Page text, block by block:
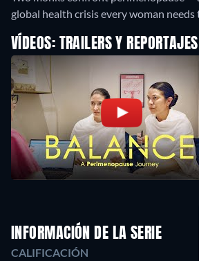
global health crisis every woman
VÍDEOS: TRAILERS Y REPORTAJES
INFORMACIÓN DE LA SERIE
CALIFICACIÓN